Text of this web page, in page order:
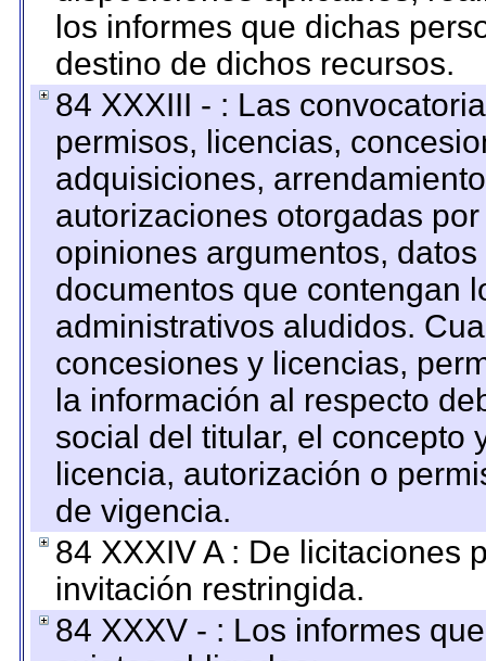
los informes que dichas
destino de dichos recursos.
84 XXXIII - : Las
permisos, licencias,
adquisiciones,
autorizaciones otorgadas
opiniones argumentos,
documentos que contengan
administrativos aludidos.
concesiones y licencias,
la información al respecto
social del titular, el concepto
licencia, autorización o
de vigencia.
84 XXXIV A : De licitaciones
invitación restringida.
84 XXXV - : Los informes